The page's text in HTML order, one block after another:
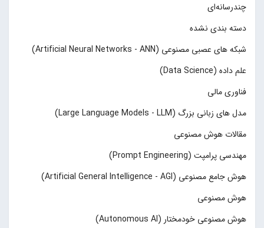
چند‌‌رسانه‌ای
دسته بندی نشده
شبکه های عصبی مصنوعی (Artificial Neural Networks - ANN)
علم داده (Data Science)
فناوری مالی
مدل های زبانی بزرگ (Large Language Models - LLM)
مقالات هوش مصنوعی
مهندسی پرامپت (Prompt Engineering)
هوش جامع مصنوعی (Artificial General Intelligence - AGI)
هوش مصنوعی
هوش مصنوعی خودمختار (Autonomous AI)